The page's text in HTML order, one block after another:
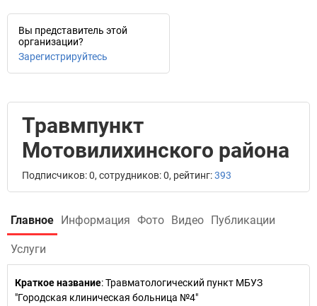
Вы представитель этой
организации?
Зарегистрируйтесь
Травмпункт
Мотовилихинского района
Подписчиков: 0, сотрудников: 0, рейтинг:393
Главное Информация Фото Видео Публикации
Услуги
Краткое название:Травматологический пункт МБУЗ
"Городская клиническая больница №4"